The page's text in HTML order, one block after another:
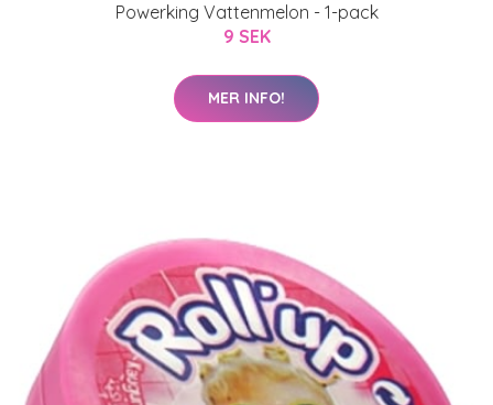
Powerking Vattenmelon - 1-pack
9 SEK
MER INFO!